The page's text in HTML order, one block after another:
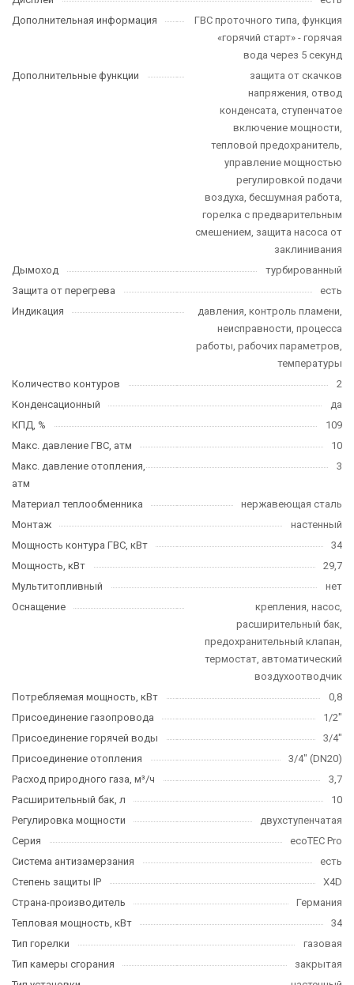
Дополнительная информация
ГВС проточного типа, функция
«горячий старт» - горячая
вода через 5 секунд
Дополнительные функции
защита от скачков
напряжения, отвод
конденсата, ступенчатое
включение мощности,
тепловой предохранитель,
управление мощностью
регулировкой подачи
воздуха, бесшумная работа,
горелка с предварительным
смешением, защита насоса от
заклинивания
Дымоход
турбированный
Защита от перегрева
есть
Индикация
давления, контроль пламени,
неисправности, процесса
работы, рабочих параметров,
температуры
Количество контуров
2
Конденсационный
да
КПД, %
109
Макс. давление ГВС, атм
10
Макс. давление отопления,
атм
3
Материал теплообменника
нержавеющая сталь
Монтаж
настенный
Мощность контура ГВС, кВт
34
Мощность, кВт
29,7
Мультитопливный
нет
Оснащение
крепления, насос,
расширительный бак,
предохранительный клапан,
термостат, автоматический
воздухоотводчик
Потребляемая мощность, кВт
0,8
Присоединение газопровода
1/2"
Присоединение горячей воды
3/4"
Присоединение отопления
3/4" (DN20)
Расход природного газа, м³/ч
3,7
Расширительный бак, л
10
Регулировка мощности
двухступенчатая
Серия
ecoTEC Pro
Система антизамерзания
есть
Степень защиты IP
X4D
Страна-производитель
Германия
Тепловая мощность, кВт
34
Тип горелки
газовая
Тип камеры сгорания
закрытая